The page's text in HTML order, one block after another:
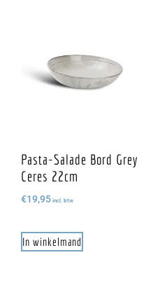
Pasta-Salade Bord Grey
Ceres 22cm
€19,95 incl. btw
In winkelmand